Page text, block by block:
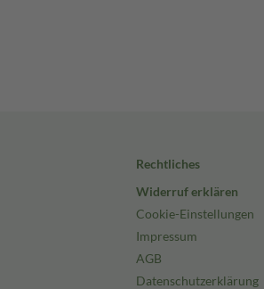
Rechtliches
Widerruf erklären
Cookie-Einstellungen
Impressum
AGB
Datenschutzerklärung